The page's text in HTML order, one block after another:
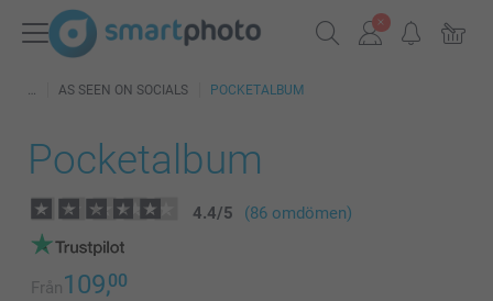
AS SEEN ON SOCIALS POCKETALBUM
Pocketalbum
4.4/5 (86 omdömen)
Från109,00